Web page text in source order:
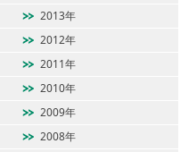
2013年
2012年
2011年
2010年
2009年
2008年